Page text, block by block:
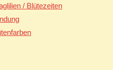
/ Blütezeiten